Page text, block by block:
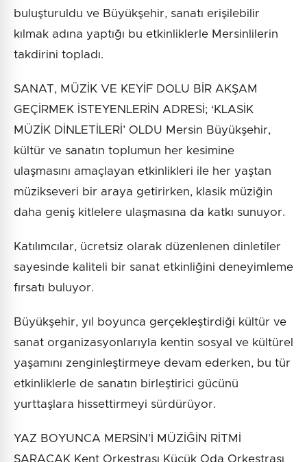
buluşturuldu ve Büyükşehir, sanatı erişilebilir
kılmak adına yaptığı bu etkinliklerle Mersinlilerin
takdirini topladı.
SANAT, MÜZİK VE KEYİF DOLU BİR AKŞAM
GEÇİRMEK İSTEYENLERİN ADRESİ; ‘KLASİK
MÜZİK DİNLETİLERİ’ OLDU Mersin Büyükşehir,
kültür ve sanatın toplumun her kesimine
ulaşmasını amaçlayan etkinlikleri ile her yaştan
müzikseveri bir araya getirirken, klasik müziğin
daha geniş kitlelere ulaşmasına da katkı sunuyor.
Katılımcılar, ücretsiz olarak düzenlenen dinletiler
sayesinde kaliteli bir sanat etkinliğini deneyimleme
fırsatı buluyor.
Büyükşehir, yıl boyunca gerçekleştirdiği kültür ve
sanat organizasyonlarıyla kentin sosyal ve kültürel
yaşamını zenginleştirmeye devam ederken, bu tür
etkinliklerle de sanatın birleştirici gücünü
yurttaşlara hissettirmeyi sürdürüyor.
YAZ BOYUNCA MERSİN’İ MÜZİĞİN RİTMİ
SARACAK Kent Orkestrası Küçük Oda Orkestrası